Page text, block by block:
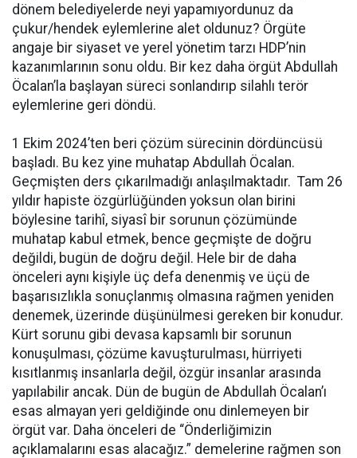
dönem belediyelerde neyi yapamıyordunuz da
çukur/hendek eylemlerine alet oldunuz? Örgüte
angaje bir siyaset ve yerel yönetim tarzı HDP’nin
kazanımlarının sonu oldu. Bir kez daha örgüt Abdullah
Öcalan’la başlayan süreci sonlandırıp silahlı terör
eylemlerine geri döndü.
1 Ekim 2024’ten beri çözüm sürecinin dördüncüsü
başladı. Bu kez yine muhatap Abdullah Öcalan.
Geçmişten ders çıkarılmadığı anlaşılmaktadır. Tam 26
yıldır hapiste özgürlüğünden yoksun olan birini
böylesine tarihî, siyasî bir sorunun çözümünde
muhatap kabul etmek, bence geçmişte de doğru
değildi, bugün de doğru değil. Hele bir de daha
önceleri aynı kişiyle üç defa denenmiş ve üçü de
başarısızlıkla sonuçlanmış olmasına rağmen yeniden
denemek, üzerinde düşünülmesi gereken bir konudur.
Kürt sorunu gibi devasa kapsamlı bir sorunun
konuşulması, çözüme kavuşturulması, hürriyeti
kısıtlanmış insanlarla değil, özgür insanlar arasında
yapılabilir ancak. Dün de bugün de Abdullah Öcalan’ı
esas almayan yeri geldiğinde onu dinlemeyen bir
örgüt var. Daha önceleri de “Önderliğimizin
açıklamalarını esas alacağız.” demelerine rağmen son